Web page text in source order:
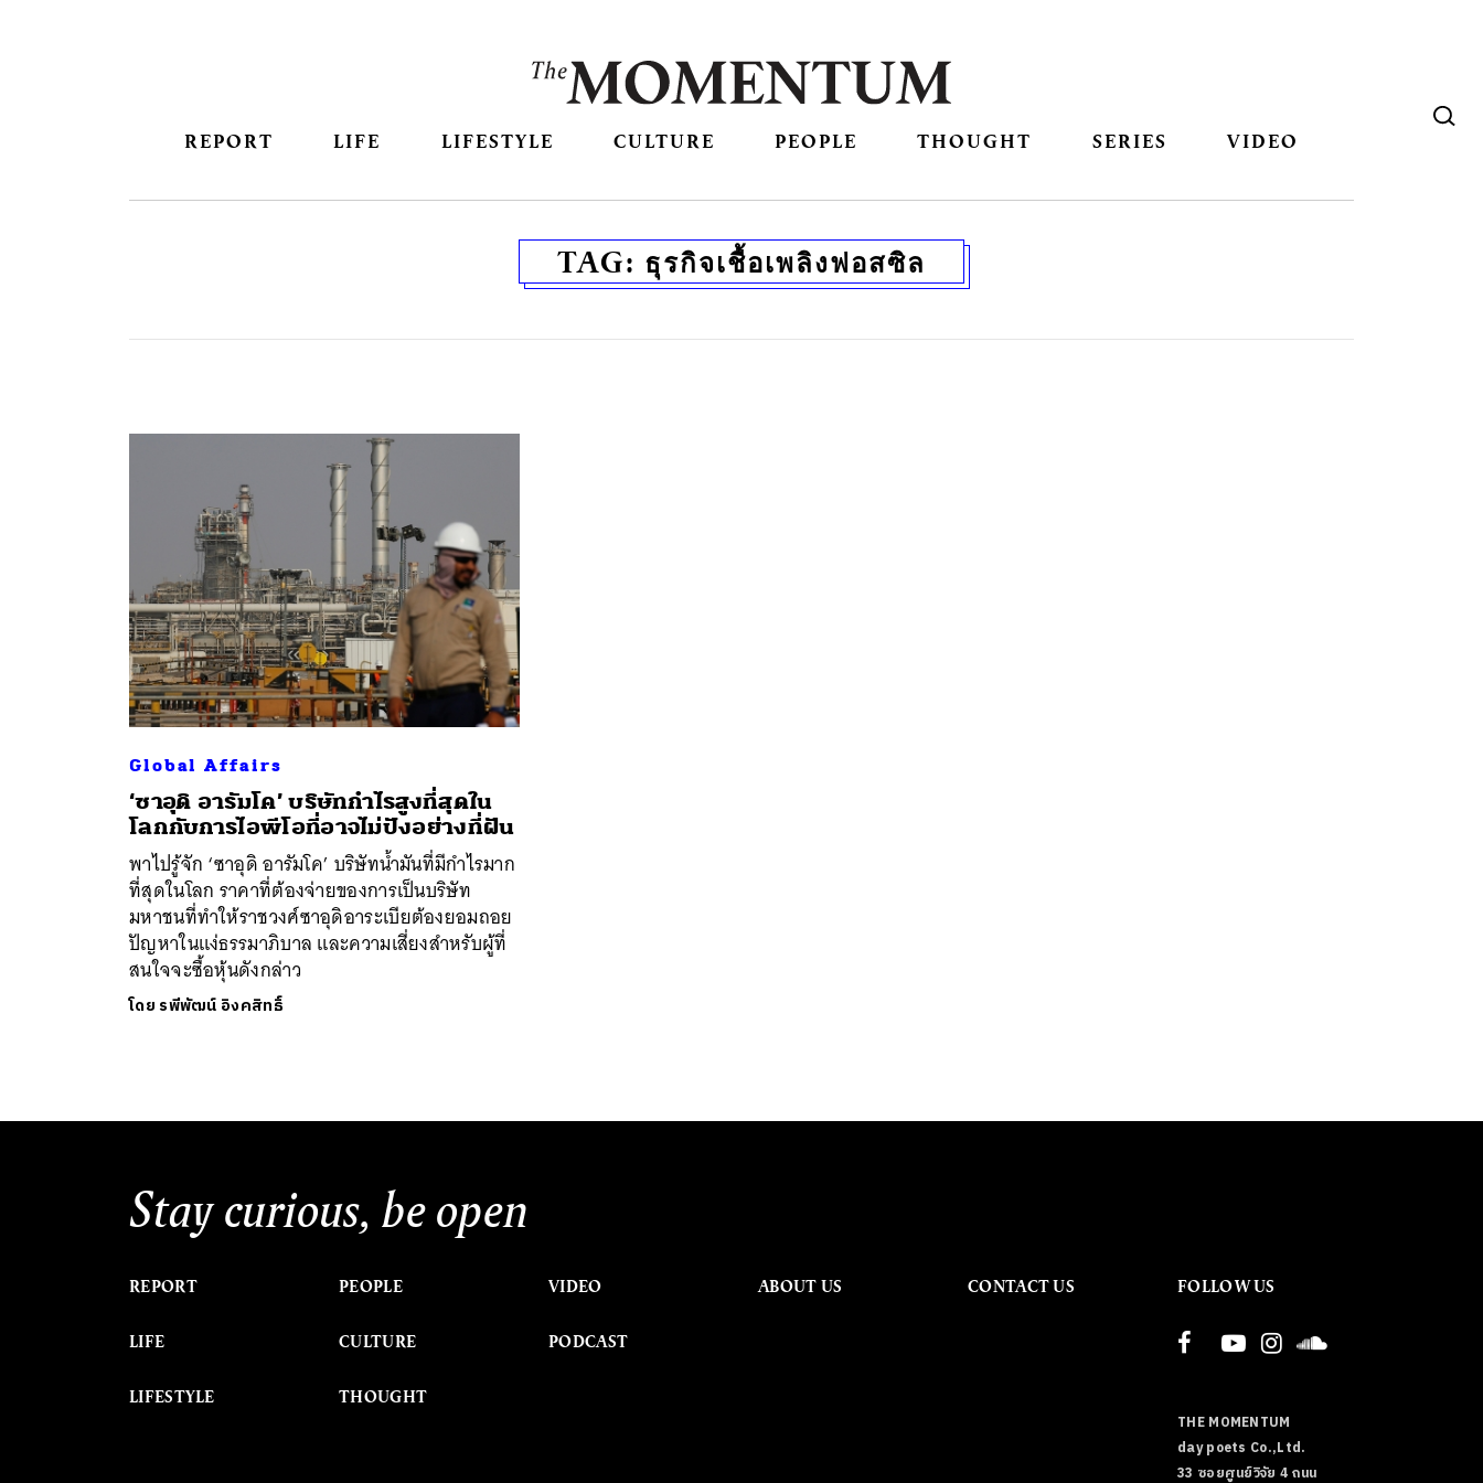
REPORT LIFE LIFESTYLE CULTURE PEOPLE THOUGHT SERIES VIDEO
TAG: ธุรกิจเชื้อเพลิงฟอสซิล
Global Affairs
‘ซาอุดิ อารัมโค’ บริษัทกำไรสูงที่สุดใน
โลกกับการไอพีโอที่อาจไม่ปังอย่างที่ฝัน
พาไปรู้จัก ‘ซาอุดิ อารัมโค’ บริษัทน้ำมันที่มีกำไรมาก
ที่สุดในโลก ราคาที่ต้องจ่ายของการเป็นบริษัท
มหาชนที่ทำให้ราชวงศ์ซาอุดิอาระเบียต้องยอมถอย
ปัญหาในแง่ธรรมาภิบาล และความเสี่ยงสำหรับผู้ที่
สนใจจะซื้อหุ้นดังกล่าว
โดย รพีพัฒน์ อิงคสิทธิ์
Stay curious, be open
REPORT
LIFE
LIFESTYLE
PEOPLE
CULTURE
THOUGHT
VIDEO
PODCAST
ABOUT US CONTACT US FOLLOW US
THE MOMENTUM
day poets Co.,Ltd.
33 ซอยศูนย์วิจัย 4 ถนน
ค้นหา